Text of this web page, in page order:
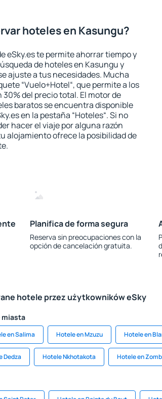
hoteles en Kasungu?
eSky.es te permite ahorrar tiempo y
de hoteles en Kasungu y
ajuste a tus necesidades. Mucha
“Vuelo+Hotel“, que permite a los
del precio total. El motor de
baratos se encuentra disponible
en la pestaña “Hoteles“. Si no
hacer el viaje por alguna razón
alojamiento ofrece la posibilidad de
Planifica de forma segura
Reserva sin preocupaciones con la
opción de cancelación gratuita.
hotele przez użytkowników eSky
miasta
en Salima Hotele en Mzuzu Hotele en
Dedza Hotele Nkhotakota Hotele en